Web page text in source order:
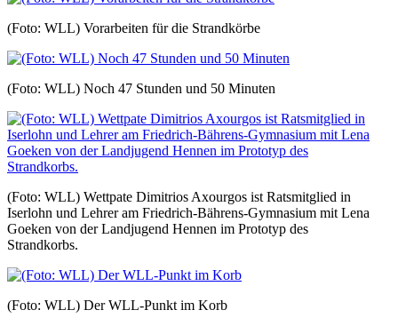
(Foto: WLL) Vorarbeiten für die Strandkörbe
(Foto: WLL) Noch 47 Stunden und 50 Minuten
(Foto: WLL) Wettpate Dimitrios Axourgos ist Ratsmitglied in
Iserlohn und Lehrer am Friedrich-Bährens-Gymnasium mit Lena
Goeken von der Landjugend Hennen im Prototyp des
Strandkorbs.
(Foto: WLL) Der WLL-Punkt im Korb